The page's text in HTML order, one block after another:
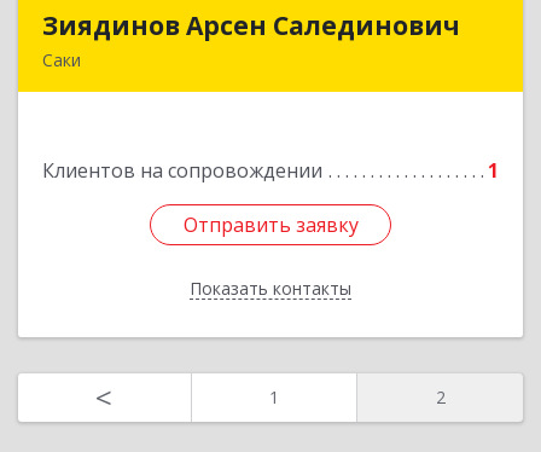
Зиядинов Арсен Салединович
Саки
Клиентов на сопровождении 1
Отправить заявку
Показать контакты
Зиядинов Арсен Салединович
Отправить заявку
Назад
< 1 2